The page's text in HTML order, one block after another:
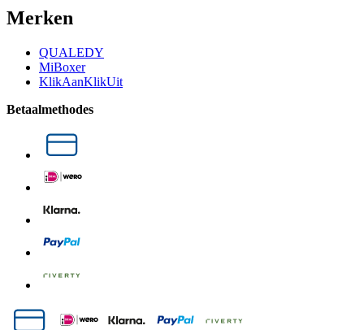
Merken
QUALEDY
MiBoxer
KlikAanKlikUit
Betaalmethodes